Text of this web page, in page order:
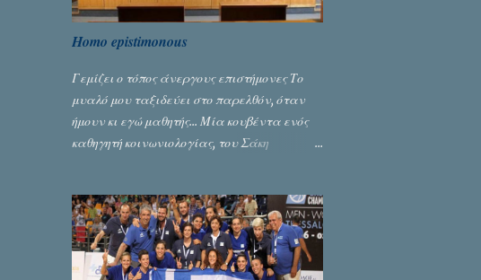
Homo epistimonous
Γεμίζει ο τόπος άνεργους επιστήμονες Το
μυαλό μου ταξιδεύει στο παρελθόν, όταν
ήμουν κι εγώ μαθητής... Μία κουβέντα ενός
καθηγητή κοινωνιολογίας, του Σάκη
Γράφει ο Σταύρος Αλευρογιάννης